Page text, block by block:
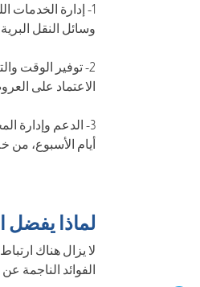
1- إدارة الخدمات
وسائل النقل البرية.
2- توفير الوقت
الاعتماد على
3- الدعم وإدارة
أيام الأسبوع، من
لماذا يفضل
لا يزال هناك
الفوائد الناجمة